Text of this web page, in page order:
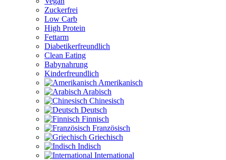
Zuckerfrei
Low Carb
High Protein
Fettarm
Diabetikerfreundlich
Clean Eating
Babynahrung
Kinderfreundlich
Amerikanisch
Arabisch
Chinesisch
Deutsch
Finnisch
Französisch
Griechisch
Indisch
International